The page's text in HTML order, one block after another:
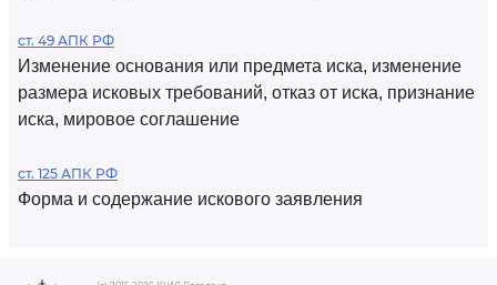
ст. 49 АПК РФ
Изменение основания или предмета иска, изменение
размера исковых требований, отказ от иска, признание
иска, мировое соглашение
ст. 125 АПК РФ
Форма и содержание искового заявления